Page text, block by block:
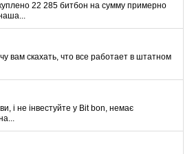
22 285 битбон на сумму примерно
вам скахать, что все работает в штатном
і не інвестуйте у Bit bon, немає